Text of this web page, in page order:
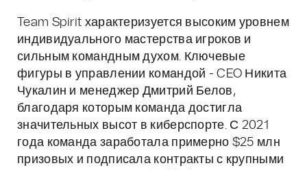
Team Spirit характеризуется высоким уровнем
индивидуального мастерства игроков и
сильным командным духом. Ключевые
фигуры в управлении командой - CEO Никита
Чукалин и менеджер Дмитрий Белов,
благодаря которым команда достигла
значительных высот в киберспорте. С 2021
года команда заработала примерно $25 млн
призовых и подписала контракты с крупными